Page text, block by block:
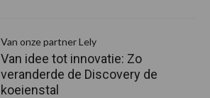
Van onze partner Lely
Van idee tot innovatie: Zo
veranderde de Discovery de
koeienstal